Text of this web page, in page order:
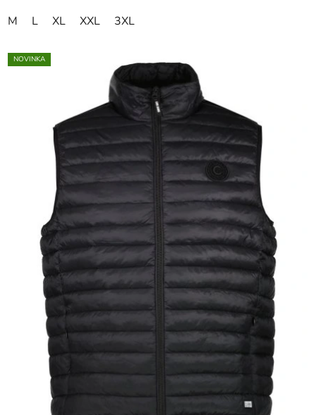
M L XL XXL 3XL
NOVINKA